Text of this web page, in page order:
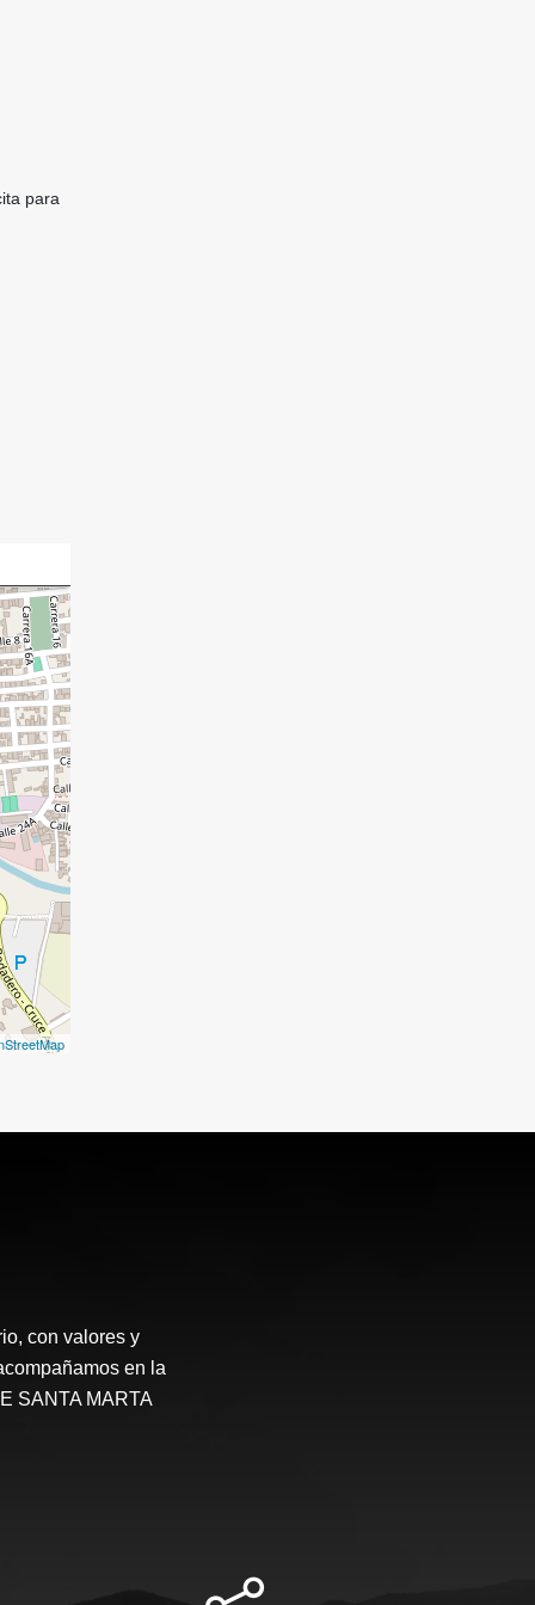
para
con valores y
en la
SANTA MARTA